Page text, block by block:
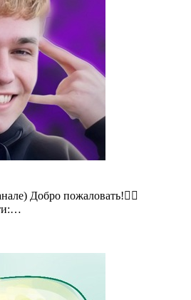
Добро пожаловать!❤️‍🔥